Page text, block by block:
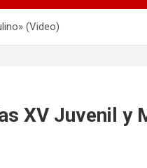
(Video)
XV Juvenil y